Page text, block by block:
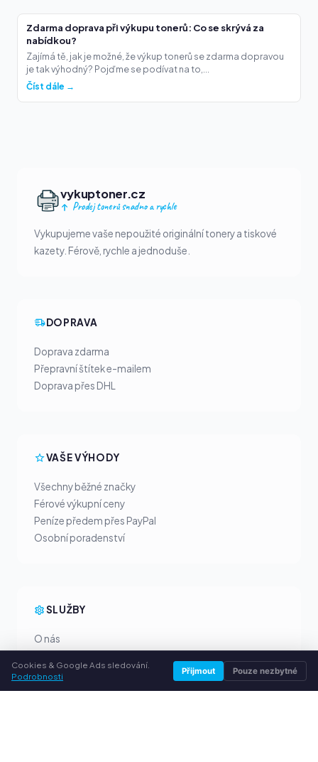
Zdarma doprava při výkupu tonerů: Co se skrývá za
nabídkou?
Zajímá tě, jak je možné, že výkup tonerů se zdarma dopravou
je tak výhodný? Pojďme se podívat na to,...
Číst dále →
vykuptoner.cz
Prodej tonerů snadno a rychle
Vykupujeme vaše nepoužité originální tonery a tiskové
kazety. Férově, rychle a jednoduše.
DOPRAVA
Doprava zdarma
Přepravní štítek e-mailem
Doprava přes DHL
VAŠE VÝHODY
Všechny běžné značky
Férové výkupní ceny
Peníze předem přes PayPal
Osobní poradenství
SLUŽBY
O nás
Kontakt / Právní informace
Časté dotazy (FAQ)
Cookies & Google Ads sledování.
Podrobnosti
Přijmout Pouze nezbytné